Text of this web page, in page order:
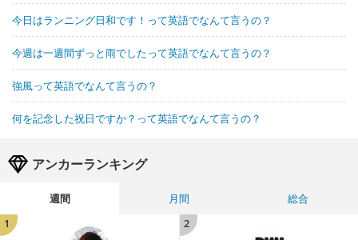
今日はランニング日和です！って英語でなんて言うの？
今週は一週間ずっと雨でしたって英語でなんて言うの？
強風って英語でなんて言うの？
何を記念した祝日ですか？って英語でなんて言うの？
アンカーランキング
週間 月間
総合
1
2